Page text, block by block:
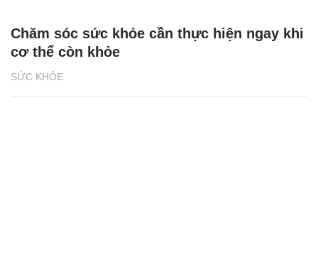
SỨC KHỎE
Chăm sóc sức khỏe cần thực hiện ngay khi
cơ thể còn khỏe